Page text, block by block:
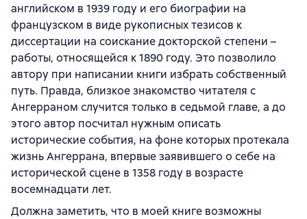
английском в 1939 году и его биографии на
французском в виде рукописных тезисов к
диссертации на соискание докторской степени –
работы, относящейся к 1890 году. Это позволило
автору при написании книги избрать собственный
путь. Правда, близкое знакомство читателя с
Ангерраном случится только в седьмой главе, а до
этого автор посчитал нужным описать
исторические события, на фоне которых протекала
жизнь Ангеррана, впервые заявившего о себе на
исторической сцене в 1358 году в возрасте
восемнадцати лет.
Должна заметить, что в моей книге возможны